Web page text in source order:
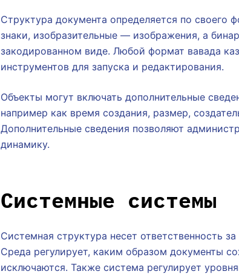
Структура документа определяется по
знаки, изобразительные — изображения, а
закодированном виде. Любой формат вавада
инструментов для запуска и редактирования.
Объекты могут включать дополнительные
например как время создания, размер,
Дополнительные сведения позволяют
динамику.
Системные системы
Системная структура несет ответственность
Среда регулирует, каким образом документы
исключаются. Также система регулирует